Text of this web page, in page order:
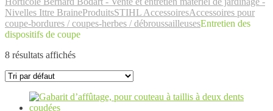
Nivelles Ittre BraineProduitsSTIHL AccessoiresAccessoires pour
coupe-bordures / coupes-herbes / débroussailleusesEntretien des
dispositifs de coupe
8 résultats affichés